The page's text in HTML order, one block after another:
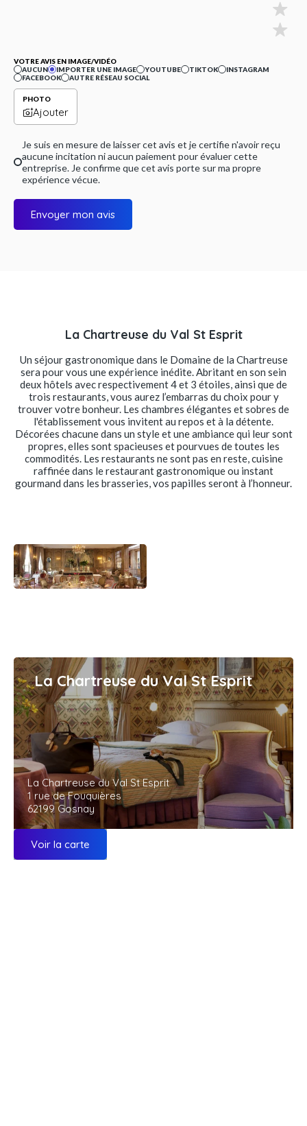
VOTRE AVIS EN IMAGE/VIDÉO
AUCUN
IMPORTER UNE IMAGE YOUTUBE TIKTOK
INSTAGRAM
FACEBOOK
AUTRE RÉSEAU SOCIAL
PHOTO
Ajouter
Je suis en mesure de laisser cet avis et je certifie n'avoir reçu
aucune incitation ni aucun paiement pour évaluer cette
entreprise. Je confirme que cet avis porte sur ma propre
expérience vécue.
Envoyer mon avis
La Chartreuse du Val St Esprit
Un séjour gastronomique dans le Domaine de la Chartreuse
sera pour vous une expérience inédite. Abritant en son sein
deux hôtels avec respectivement 4 et 3 étoiles, ainsi que de
trois restaurants, vous aurez l’embarras du choix pour y
trouver votre bonheur. Les chambres élégantes et sobres de
l'établissement vous invitent au repos et à la détente.
Décorées chacune dans un style et une ambiance qui leur sont
propres, elles sont spacieuses et pourvues de toutes les
commodités. Les restaurants ne sont pas en reste, cuisine
raffinée dans le restaurant gastronomique ou instant
gourmand dans les brasseries, vos papilles seront à l’honneur.
La Chartreuse du Val St Esprit
La Chartreuse du Val St Esprit
1 rue de Fouquières
62199 Gosnay
Voir la carte